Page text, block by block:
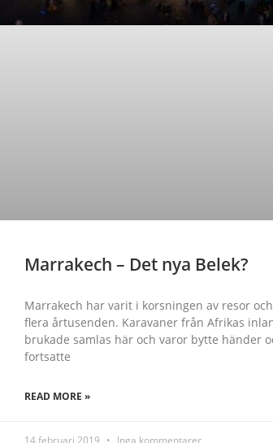
Marrakech – Det nya Belek?
Marrakech har varit i korsningen av resor
flera årtusenden. Karavaner från Afrikas
brukade samlas här och varor bytte händer
fortsatte
READ MORE »